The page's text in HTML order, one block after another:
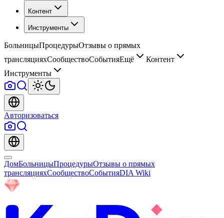
Контент
Инструменты
БольницыПроцедурыОтзывы о прямых
трансляцияхСообществоСобытияЕщё
Контент
Инструменты
Авторизоваться
ДомБольницыПроцедурыОтзывы о прямых
трансляцияхСообществоСобытияDIA Wiki